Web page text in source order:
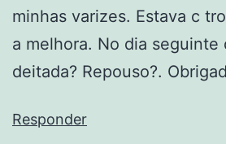
minhas varizes. Estava c
a melhora. No dia
deitada? Repouso?.
Responder